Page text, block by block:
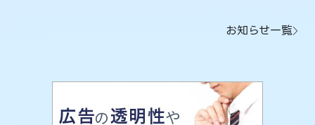
お知らせ一覧